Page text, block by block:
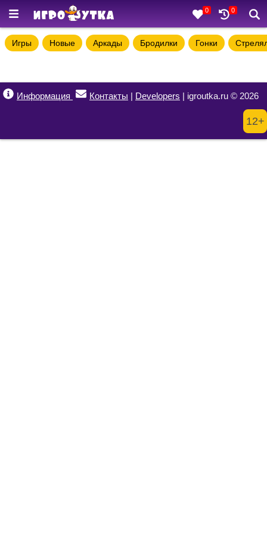
0 0
Игры Новые Аркады Бродилки Гонки
Информация Контакты | Developers | igroutka.ru © 2026
12+